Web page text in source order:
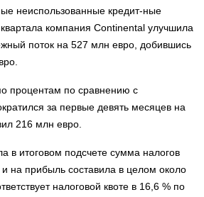
неиспользованные кредит-ные
компания Continental улучшила
поток на 527 млн евро, добившись
процентам по сравнению с
за первые девять месяцев на
216 млн евро.
в итоговом подсчете сумма налогов
на прибыль составила в целом около
налоговой квоте в 16,6 % по